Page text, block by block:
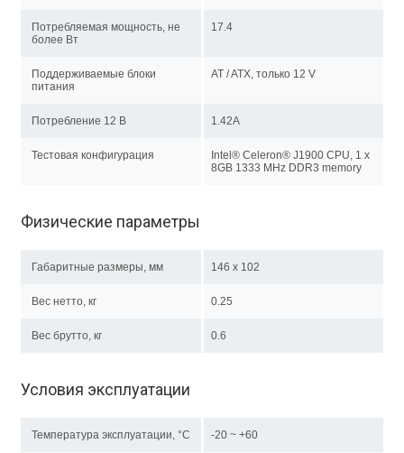
Потребляемая мощность, не
более Вт
17.4
Поддерживаемые блоки
питания
AT / ATX, только 12 V
Потребление 12 В 1.42A
Тестовая конфигурация
Intel® Celeron® J1900 CPU, 1 x
8GB 1333 MHz DDR3 memory
Физические параметры
Габаритные размеры, мм 146 x 102
Вес нетто, кг 0.25
Вес брутто, кг 0.6
Условия эксплуатации
Температура эксплуатации, °C -20 ~ +60